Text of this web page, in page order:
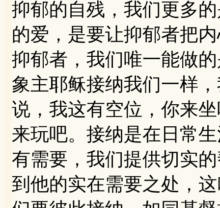
抑郁的自残，我们更多
的爱，是要让抑郁者把
抑郁者，我们唯一能做
象主耶稣接纳我们一样
说，我这有空位，你来
来玩吧。接纳是在日常
有需要，我们提供切实
到他的实在需要之处，